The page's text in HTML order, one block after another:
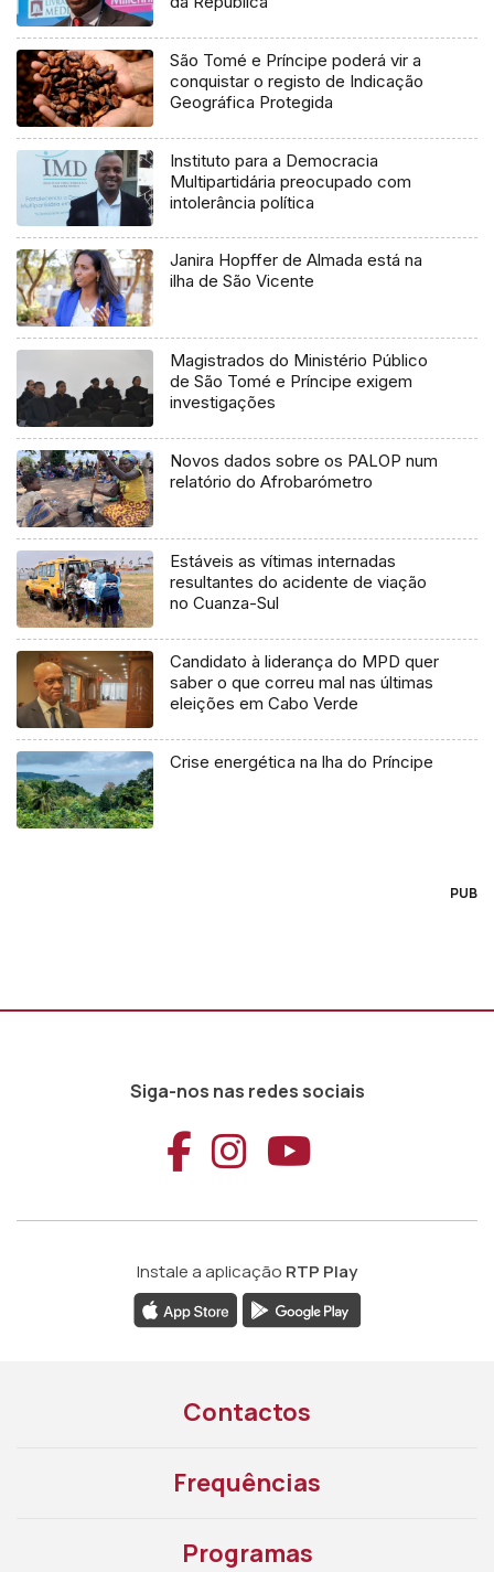
São Tomé e Príncipe poderá vir a
conquistar o registo de Indicação
Geográfica Protegida
Instituto para a Democracia
Multipartidária preocupado com
intolerância política
Janira Hopffer de Almada está na
ilha de São Vicente
Magistrados do Ministério Público
de São Tomé e Príncipe exigem
investigações
Novos dados sobre os PALOP num
relatório do Afrobarómetro
Estáveis as vítimas internadas
resultantes do acidente de viação
no Cuanza-Sul
Candidato à liderança do MPD quer
saber o que correu mal nas últimas
eleições em Cabo Verde
Crise energética na lha do Príncipe
PUB
Siga-nos nas redes sociais
Aceder ao
Aceder ao
Aceder
Instale a aplicação RTP Play
Contactos
Frequências
Programas